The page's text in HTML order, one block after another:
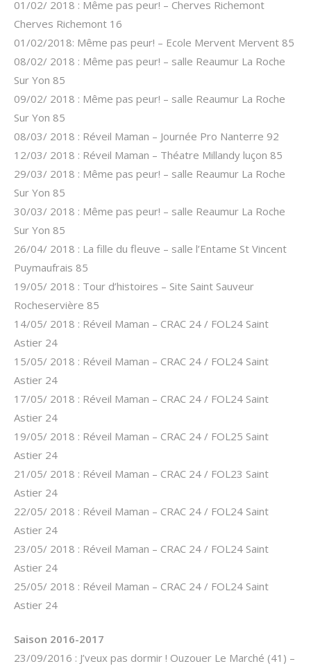
01/02/ 2018 : Même pas peur! – Cherves Richemont
Cherves Richemont 16
01/02/2018: Même pas peur! – Ecole Mervent Mervent 85
08/02/ 2018 : Même pas peur! – salle Reaumur La Roche
Sur Yon 85
09/02/ 2018 : Même pas peur! – salle Reaumur La Roche
Sur Yon 85
08/03/ 2018 : Réveil Maman – Journée Pro Nanterre 92
12/03/ 2018 : Réveil Maman – Théatre Millandy luçon 85
29/03/ 2018 : Même pas peur! – salle Reaumur La Roche
Sur Yon 85
30/03/ 2018 : Même pas peur! – salle Reaumur La Roche
Sur Yon 85
26/04/ 2018 : La fille du fleuve – salle l’Entame St Vincent
Puymaufrais 85
19/05/ 2018 : Tour d’histoires – Site Saint Sauveur
Rocheservière 85
14/05/ 2018 : Réveil Maman – CRAC 24 / FOL24 Saint
Astier 24
15/05/ 2018 : Réveil Maman – CRAC 24 / FOL24 Saint
Astier 24
17/05/ 2018 : Réveil Maman – CRAC 24 / FOL24 Saint
Astier 24
19/05/ 2018 : Réveil Maman – CRAC 24 / FOL25 Saint
Astier 24
21/05/ 2018 : Réveil Maman – CRAC 24 / FOL23 Saint
Astier 24
22/05/ 2018 : Réveil Maman – CRAC 24 / FOL24 Saint
Astier 24
23/05/ 2018 : Réveil Maman – CRAC 24 / FOL24 Saint
Astier 24
25/05/ 2018 : Réveil Maman – CRAC 24 / FOL24 Saint
Astier 24
Saison 2016-2017
23/09/2016 : J’veux pas dormir ! Ouzouer Le Marché (41) –